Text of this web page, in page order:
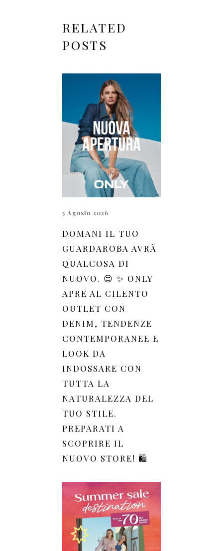
RELATED
POSTS
5 Agosto 2026
DOMANI IL TUO
GUARDAROBA AVRÀ
QUALCOSA DI
NUOVO. 😍 ✨ ONLY
APRE AL CILENTO
OUTLET CON
DENIM, TENDENZE
CONTEMPORANEE E
LOOK DA
INDOSSARE CON
TUTTA LA
NATURALEZZA DEL
TUO STILE.
PREPARATI A
SCOPRIRE IL
NUOVO STORE! 🛍️